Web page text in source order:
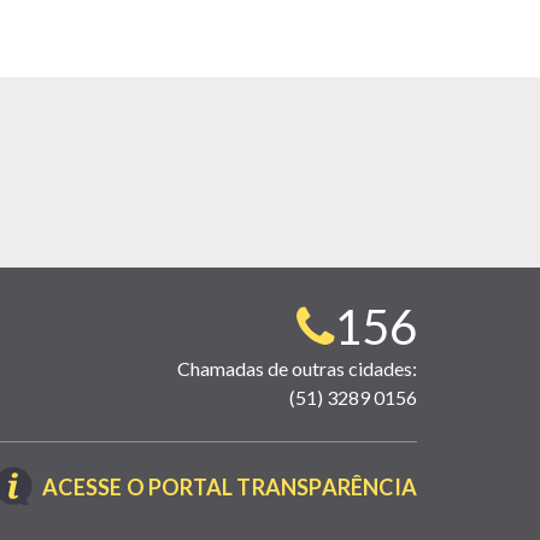
Telefone
para
contato:
156
Chamadas de outras cidades:
(51) 3289 0156
ACESSE O PORTAL TRANSPARÊNCIA(LINK